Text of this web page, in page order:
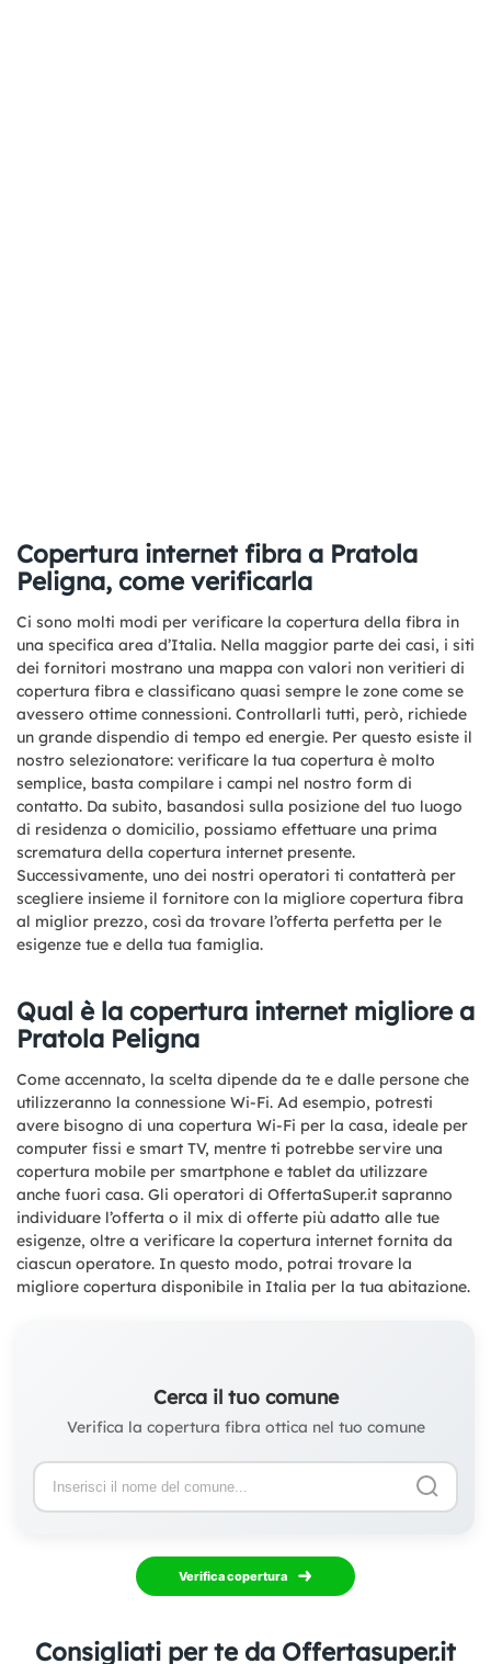
Copertura internet fibra a Pratola
Peligna, come verificarla
Ci sono molti modi per verificare la copertura della fibra in
una specifica area d’Italia. Nella maggior parte dei casi, i siti
dei fornitori mostrano una mappa con valori non veritieri di
copertura fibra e classificano quasi sempre le zone come se
avessero ottime connessioni. Controllarli tutti, però, richiede
un grande dispendio di tempo ed energie. Per questo esiste il
nostro selezionatore: verificare la tua copertura è molto
semplice, basta compilare i campi nel nostro form di
contatto. Da subito, basandosi sulla posizione del tuo luogo
di residenza o domicilio, possiamo effettuare una prima
scrematura della copertura internet presente.
Successivamente, uno dei nostri operatori ti contatterà per
scegliere insieme il fornitore con la migliore copertura fibra
al miglior prezzo, così da trovare l’offerta perfetta per le
esigenze tue e della tua famiglia.
Qual è la copertura internet migliore a
Pratola Peligna
Come accennato, la scelta dipende da te e dalle persone che
utilizzeranno la connessione Wi-Fi. Ad esempio, potresti
avere bisogno di una copertura Wi-Fi per la casa, ideale per
computer fissi e smart TV, mentre ti potrebbe servire una
copertura mobile per smartphone e tablet da utilizzare
anche fuori casa. Gli operatori di OffertaSuper.it sapranno
individuare l’offerta o il mix di offerte più adatto alle tue
esigenze, oltre a verificare la copertura internet fornita da
ciascun operatore. In questo modo, potrai trovare la
migliore copertura disponibile in Italia per la tua abitazione.
Cerca il tuo comune
Verifica la copertura fibra ottica nel tuo comune
Verifica copertura
Consigliati per te da Offertasuper.it